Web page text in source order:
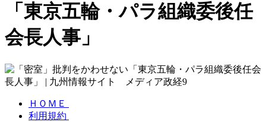
「東京五輪・パラ組織委後任
会長人事」
ＨＯＭＥ
利用規約